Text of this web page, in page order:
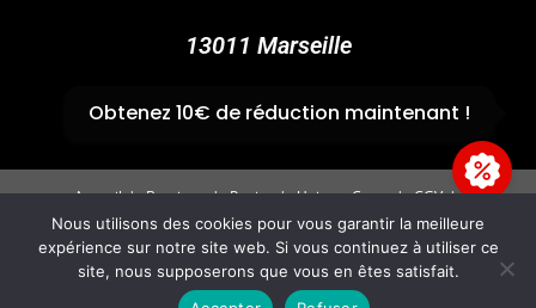
13011 Marseille
✆04 91 44 45 46
Accueil Boutique Panier Univers Cross
CGV
Mentions légales
Copyright 2026 - GvpAccess - Site By Fire'Technologie
Obtenez 10€ de réduction maintenant !
Nous utilisons des cookies pour vous garantir la meilleure
expérience sur notre site web. Si vous continuez à utiliser ce
site, nous supposerons que vous en êtes satisfait.